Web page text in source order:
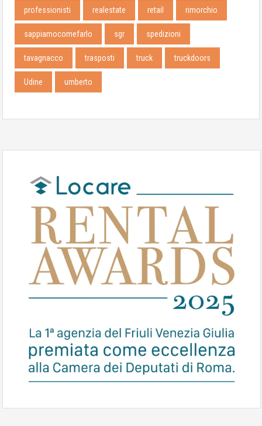
professionisti realestate retail rimorchio
sappiamocomefarlo sgr spedizioni
tavagnacco trasposti truck truckdoors
Udine umberto